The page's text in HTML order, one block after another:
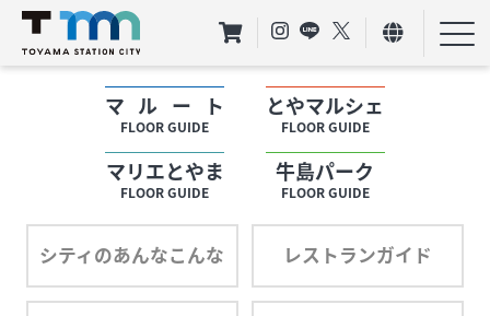
マルート
FLOOR GUIDE
とやマルシェ
FLOOR GUIDE
マリエとやま
FLOOR GUIDE
牛島パーク
FLOOR GUIDE
シティのあんなこんな レストランガイド
フロアガイド
ショップリスト
プロフィール